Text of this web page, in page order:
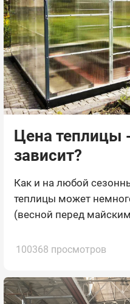
Цена теплицы
зависит?
Как и на любой
теплицы может
(весной перед
100368 просмотров